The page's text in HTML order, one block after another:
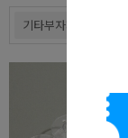
기타부자재